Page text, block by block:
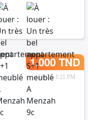
1.000 TND
11/4/25, 1:21 PM